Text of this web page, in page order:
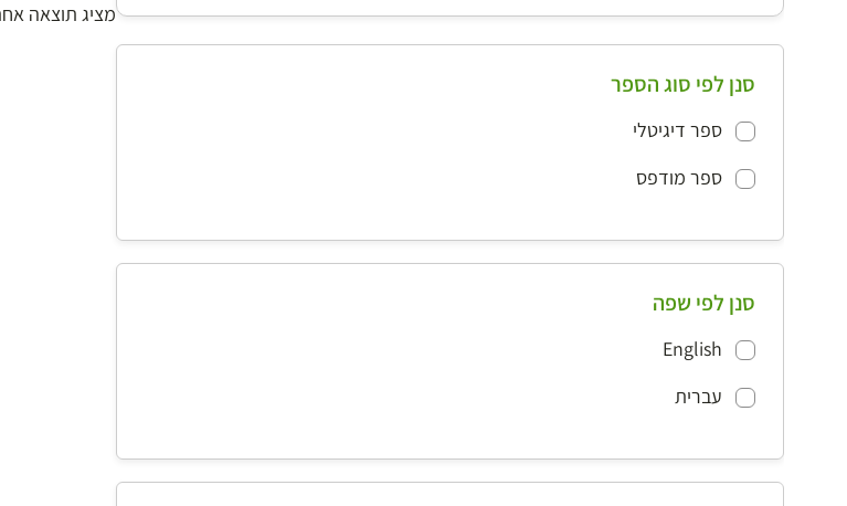
סנן לפי סוג הספר
ספר דיגיטלי
ספר מודפס
סנן לפי שפה
English
עברית
מציג תוצאה